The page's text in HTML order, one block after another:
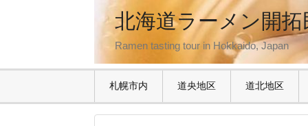
北海道ラーメン開拓
Ramen tasting tour in Hokkaido, Japan
札幌市内 道央地区 道北地区